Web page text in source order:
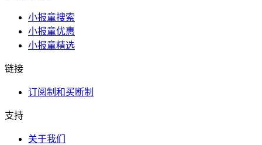
小报童搜索
小报童优惠
小报童精选
链接
订阅制和买断制
支持
关于我们